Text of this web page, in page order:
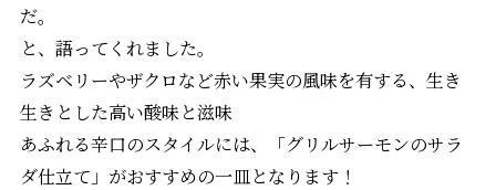
だ。
と、語ってくれました。
ラズベリーやザクロなど赤い果実の風味を有する、生き
生きとした高い酸味と滋味
あふれる辛口のスタイルには、「グリルサーモンのサラ
ダ仕立て」がおすすめの一皿となります！